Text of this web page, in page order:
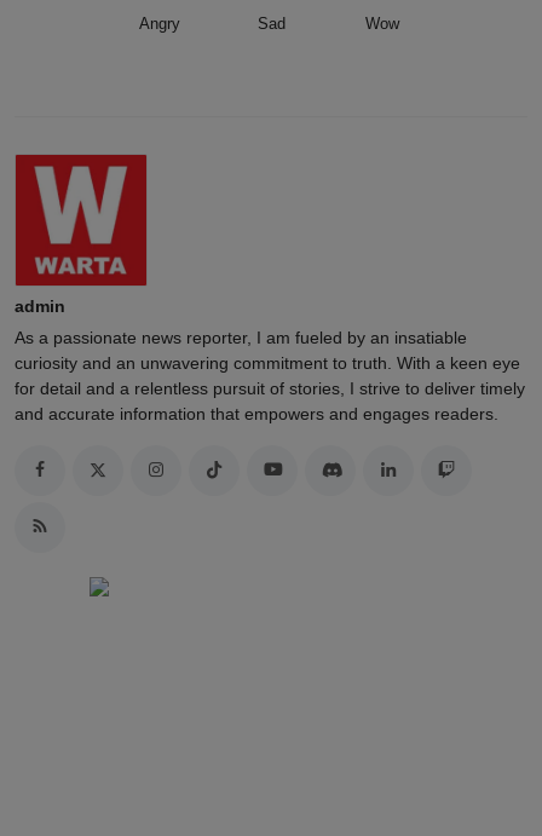
Angry Sad Wow
admin
As a passionate news reporter, I am fueled by an insatiable
curiosity and an unwavering commitment to truth. With a keen eye
for detail and a relentless pursuit of stories, I strive to deliver timely
and accurate information that empowers and engages readers.